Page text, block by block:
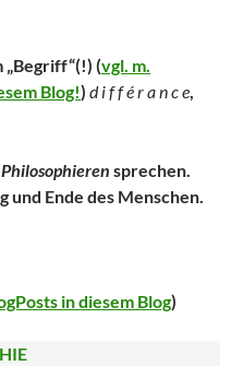
„Begriff“(!) (vgl. m.
Blog!) d i f f é r a n c e,
Philosophieren sprechen.
und Ende des Menschen.
in diesem Blog)